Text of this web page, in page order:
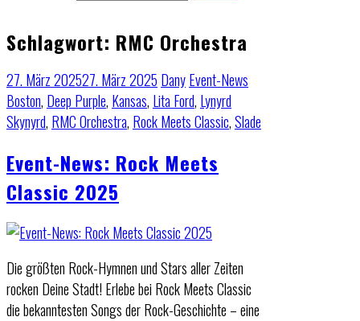
Schlagwort: RMC Orchestra
27. März 202527. März 2025 DanyEvent-News
Boston, Deep Purple, Kansas, Lita Ford, Lynyrd
Skynyrd, RMC Orchestra, Rock Meets Classic,Slade
Event-News: Rock Meets
Classic 2025
Die größten Rock-Hymnen und Stars aller Zeiten
rocken Deine Stadt! Erlebe bei Rock Meets Classic
die bekanntesten Songs der Rock-Geschichte – eine